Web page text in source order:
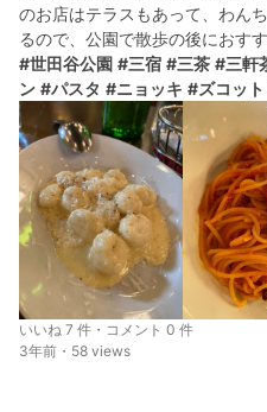
のお店はテラスもあって、わん
るので、公園で散歩の後におす
#世田谷公園 #三宿 #三茶 #三軒
ン #パスタ #ニョッキ #ズコット
いいね 7 件・コメント 0 件
3年前・58 views